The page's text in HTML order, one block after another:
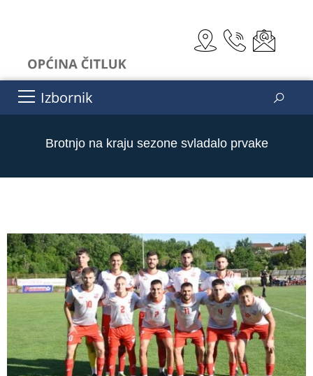
Izbornik
Brotnjo na kraju sezone svladalo prvake